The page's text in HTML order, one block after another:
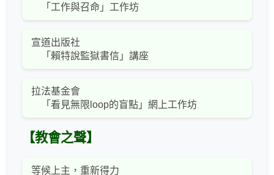
「工作與召命」工作坊
宣道出版社
「賴特說監獄書信」講座
拉法基金會
「看見無限loop的盲點」網上工作坊
【教會之聲】
等候上主，重新得力